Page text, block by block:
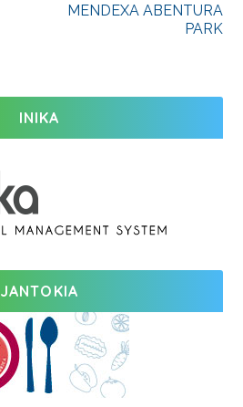
MENDEXA ABENTURA
PARK
INIKA
JANTOKIA